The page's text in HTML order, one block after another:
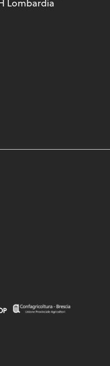
Lombardia